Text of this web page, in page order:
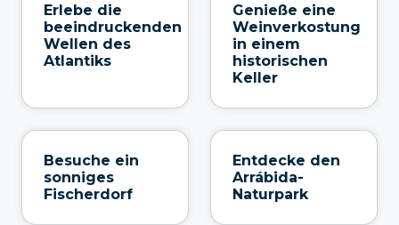
Erlebe die
beeindruckenden
Wellen des
Atlantiks
Genieße eine
Weinverkostung
in einem
historischen
Keller
Besuche ein
sonniges
Fischerdorf
Entdecke den
Arrábida-
Naturpark